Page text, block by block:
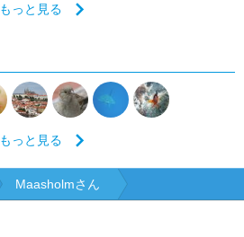
もっと見る
もっと見る
Maasholmさん